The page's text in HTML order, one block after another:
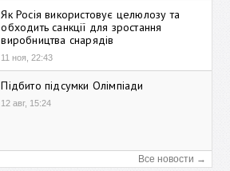
Як Росія використовує целюлозу та
обходить санкції для зростання
виробництва снарядів
11 ноя, 22:43
Підбито підсумки Олімпіади
12 авг, 15:24
Все новости →